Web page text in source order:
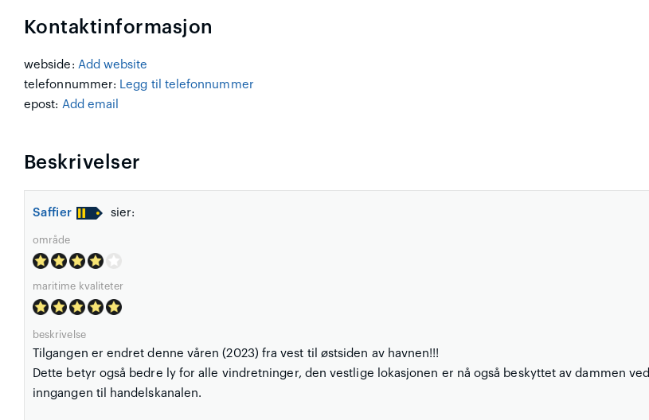
Kontaktinformasjon
webside: Add website
telefonnummer: Legg til telefonnummer
epost: Add email
Beskrivelser
Saffier sier:
område
maritime kvaliteter
beskrivelse
Tilgangen er endret denne våren (2023) fra vest til østsiden av havnen!!!
Dette betyr også bedre ly for alle vindretninger, den vestlige lokasjonen er nå også beskyttet av dammen ved
inngangen til handelskanalen.